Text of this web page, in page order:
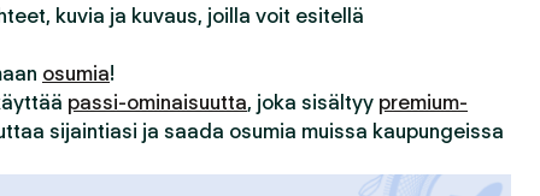
kuvia ja kuvaus, joilla voit esitellä
osumia!
passi-ominaisuutta, joka sisältyy premium-
sijaintiasi ja saada osumia muissa kaupungeissa